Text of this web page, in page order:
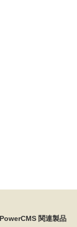
PowerCMS 関連製品